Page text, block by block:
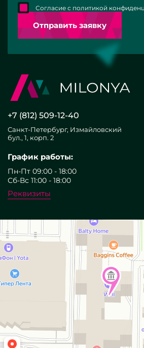
Отправить заявку
Согласие с политикой
+7 (812) 509-12-40
Санкт-Петербург, Измайловский
бул., 1, корп. 2
График работы:
Пн-Пт 09:00 - 18:00
Сб-Вс 11:00 - 18:00
Реквизиты